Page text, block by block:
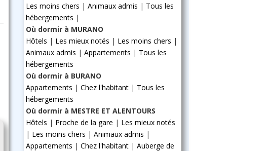
Les moins chers | Animaux admis | Tous les
hébergements |
Où dormir à MURANO
Hôtels | Les mieux notés | Les moins chers |
Animaux admis | Appartements | Tous les
hébergements
Où dormir à BURANO
Appartements | Chez l'habitant| Tous les
hébergements
Où dormir à MESTRE ET ALENTOURS
Hôtels | Proche de la gare | Les mieux notés
| Les moins chers | Animaux admis |
Appartements | Chez l'habitant| Auberge de